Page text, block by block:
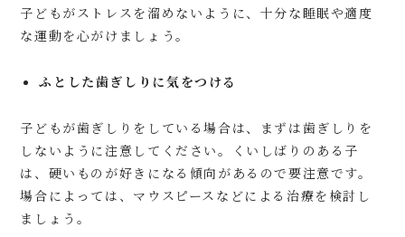
子どもがストレスを溜めないように、十分な睡眠や適度
な運動を心がけましょう。
ふとした歯ぎしりに気をつける
子どもが歯ぎしりをしている場合は、まずは歯ぎしりを
しないように注意してください。くいしばりのある子
は、硬いものが好きになる傾向があるので要注意です。
場合によっては、マウスピースなどによる治療を検討し
ましょう。